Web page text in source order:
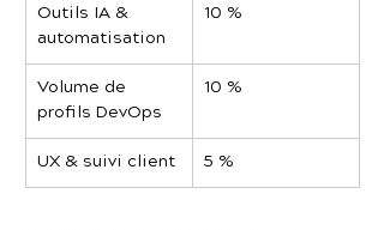
Outils IA &
automatisation
10 %
Volume de
profils DevOps
10 %
UX & suivi client 5 %